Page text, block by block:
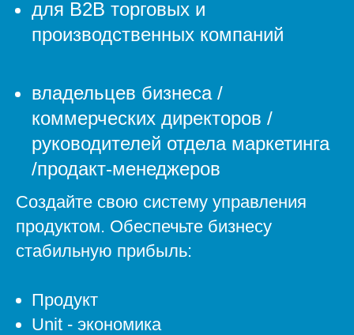
для В2В торговых и
производственных компаний
владельцев бизнеса /
коммерческих директоров /
руководителей отдела маркетинга
/продакт-менеджеров
Создайте свою систему управления
продуктом. Обеспечьте бизнесу
стабильную прибыль:
Продукт
Unit - экономика